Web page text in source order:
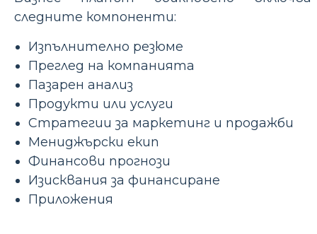
следните компоненти:
Изпълнително резюме
Преглед на компанията
Пазарен анализ
Продукти или услуги
Стратегии за маркетинг и продажби
Мениджърски екип
Финансови прогнози
Изисквания за финансиране
Приложения